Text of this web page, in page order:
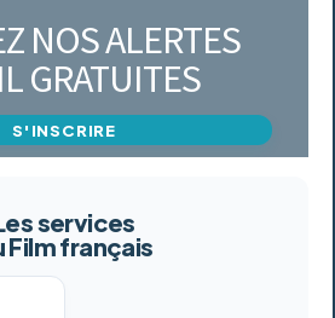
NOS ALERTES
GRATUITES
S'INSCRIRE
services
Film français